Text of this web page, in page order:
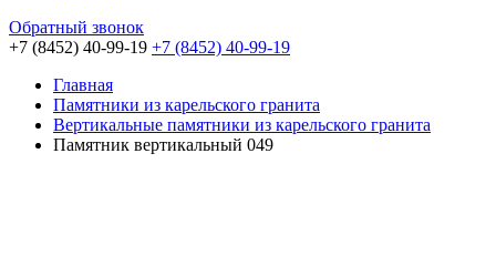
Обратный звонок
+7 (8452) 40-99-19 +7 (8452) 40-99-19
Главная
Памятники из карельского гранита
Вертикальные памятники из карельского гранита
Памятник вертикальный 049